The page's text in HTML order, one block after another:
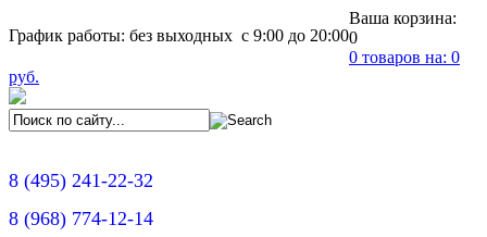
График работы: без выходных с 9:00 до 20:00
Ваша корзина:
0
0 товаров на: 0
руб.
8 (495) 241-22-32
8 (968) 774-12-14